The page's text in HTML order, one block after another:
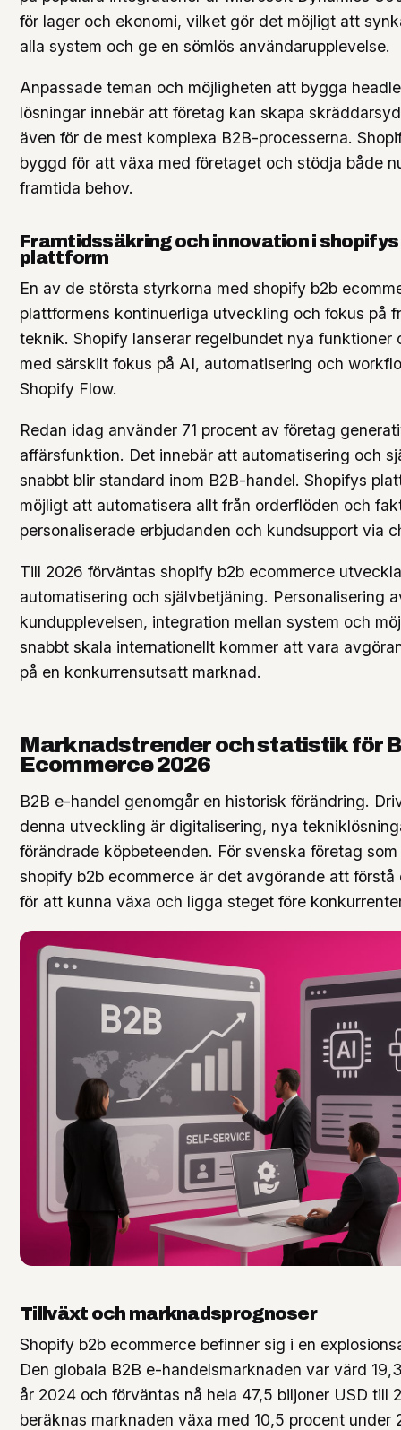
för lager och ekonomi, vilket gör det möjligt att
alla system och ge en sömlös användarupplevelse.
Anpassade teman och möjligheten att bygga
lösningar innebär att företag kan skapa
även för de mest komplexa B2B-processerna.
byggd för att växa med företaget och stödja både
framtida behov.
Framtidssäkring och innovation i shopifys
plattform
En av de största styrkorna med shopify b2b
plattformens kontinuerliga utveckling och fokus på
teknik. Shopify lanserar regelbundet nya funktioner
med särskilt fokus på AI, automatisering och
Shopify Flow.
Redan idag använder 71 procent av företag
affärsfunktion. Det innebär att automatisering och
snabbt blir standard inom B2B-handel. Shopifys
möjligt att automatisera allt från orderflöden och
personaliserade erbjudanden och kundsupport via
Till 2026 förväntas shopify b2b ecommerce
automatisering och självbetjäning. Personalisering
kundupplevelsen, integration mellan system och
snabbt skala internationellt kommer att vara
på en konkurrensutsatt marknad.
Marknadstrender och statistik för
Ecommerce 2026
B2B e-handel genomgår en historisk förändring.
denna utveckling är digitalisering, nya
förändrade köpbeteenden. För svenska företag
shopify b2b ecommerce är det avgörande att förstå
för att kunna växa och ligga steget före
Tillväxt och marknadsprognoser
Shopify b2b ecommerce befinner sig i en
Den globala B2B e-handelsmarknaden var värd
år 2024 och förväntas nå hela 47,5 biljoner USD till
beräknas marknaden växa med 10,5 procent under